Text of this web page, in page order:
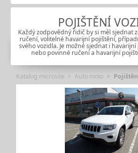
POJIŠTĚNÍ
Každý zodpovědný řidič by si měl sjednat
ručení, volitelné havarijní pojištění,
svého vozidla. Je možné sjednat i
nebo povinné ručení a havarijní
Katalog microsite Auto moto